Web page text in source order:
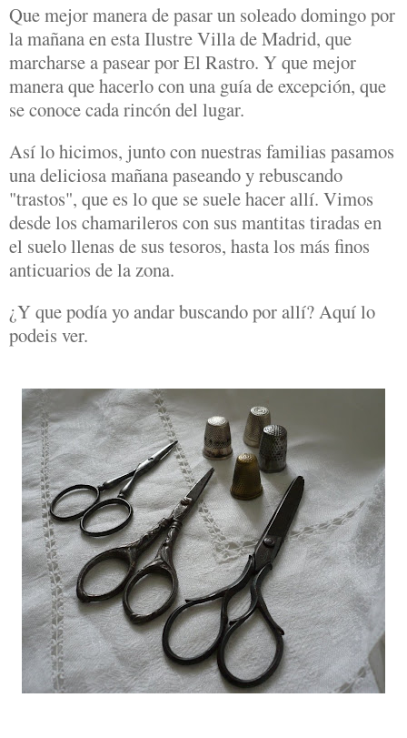
Que mejor manera de pasar un soleado domingo por
la mañana en esta Ilustre Villa de Madrid, que
marcharse a pasear por El Rastro. Y que mejor
manera que hacerlo con una guía de excepción, que
se conoce cada rincón del lugar.
Así lo hicimos, junto con nuestras familias pasamos
una deliciosa mañana paseando y rebuscando
"trastos", que es lo que se suele hacer allí. Vimos
desde los chamarileros con sus mantitas tiradas en
el suelo llenas de sus tesoros, hasta los más finos
anticuarios de la zona.
¿Y que podía yo andar buscando por allí? Aquí lo
podeis ver.